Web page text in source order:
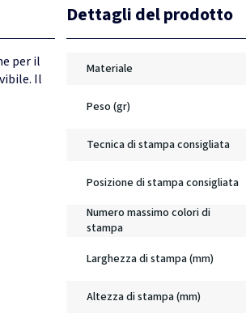
per il
Il
Dettagli del prodotto
Materiale
Peso (gr)
Tecnica di stampa consigliata
Posizione di stampa consigliata
Numero massimo colori di
stampa
Larghezza di stampa (mm)
Altezza di stampa (mm)